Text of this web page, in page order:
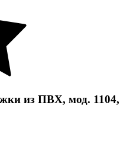
из ПВХ, мод. 1104,